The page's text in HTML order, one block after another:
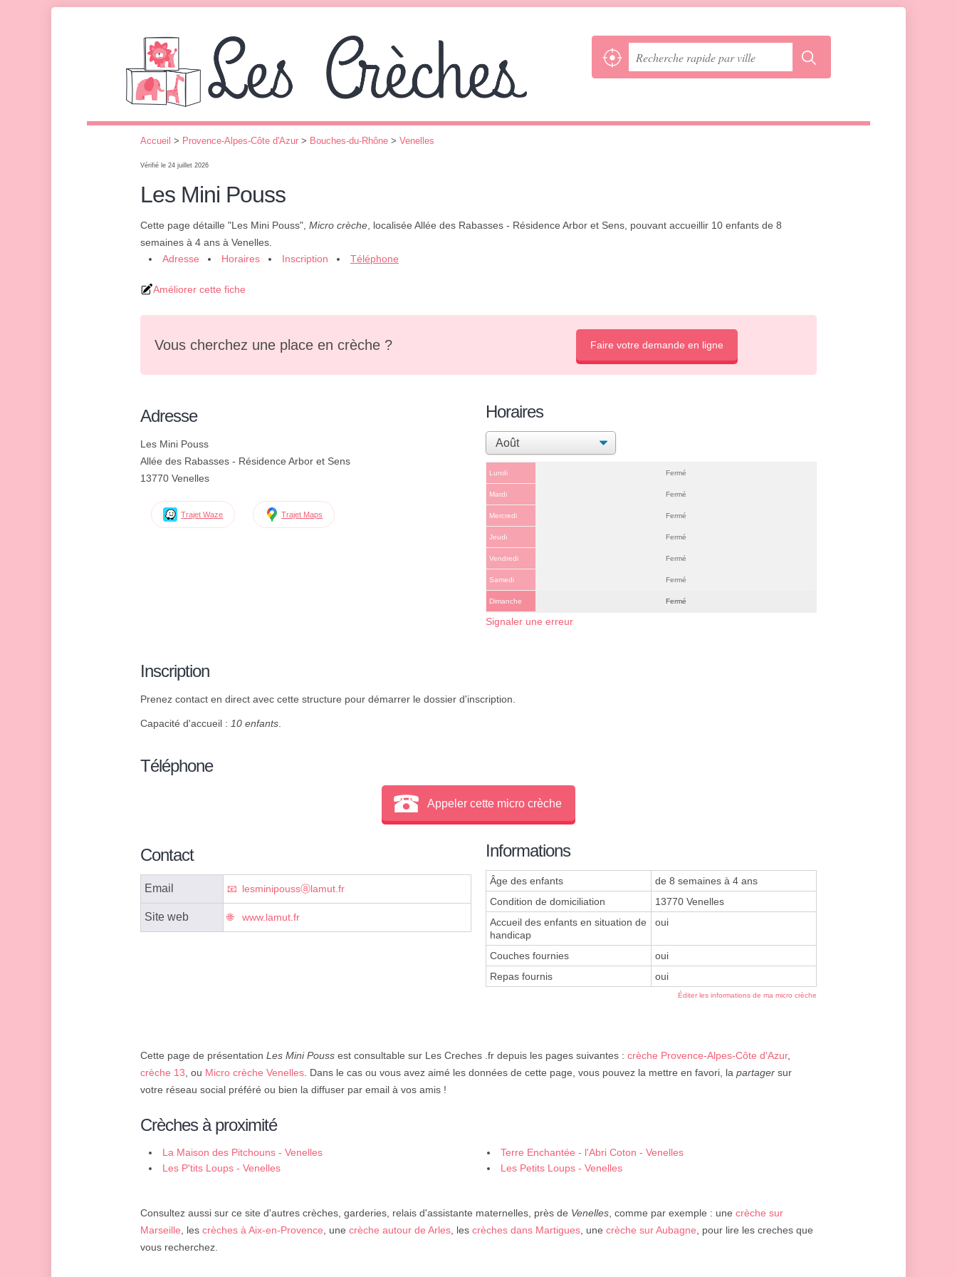
Accueil > Provence-Alpes-Côte d'Azur > Bouches-du-Rhône > Venelles
Vérifié le 24 juillet 2026
Les Mini Pouss
Cette page détaille "Les Mini Pouss", Micro crèche , localisée Allée des Rabasses - Résidence Arbor et Sens, pouvant accueillir 10 enfants de 8
semaines à 4 ans à Venelles.
Adresse
Horaires Inscription Téléphone
Améliorer cette fiche
Vous cherchez une place en crèche ? Faire votre demande en ligne
Adresse
Les Mini Pouss
Allée des Rabasses - Résidence Arbor et Sens
13770 Venelles
Trajet Waze Trajet Maps
Horaires
Lundi Fermé
Mardi Fermé
Mercredi Fermé
Jeudi Fermé
Vendredi Fermé
Samedi Fermé
Dimanche Fermé
Signaler une erreur
Inscription
Prenez contact en direct avec cette structure pour démarrer le dossier d'inscription.
Capacité d'accueil : 10 enfants
Téléphone
Appeler cette micro crèche
Contact
Email lesminipoussⓐlamut.fr
Site web www.lamut.fr
Informations
Âge des enfants
de 8 semaines à 4 ans
Condition de domiciliation
13770 Venelles
Accueil des enfants en situation de
handicap
oui
Couches fournies
oui
Repas fournis
oui
Éditer les informations de ma micro crèche
Cette page de présentation Les Mini Pouss est consultable sur Les Creches .fr depuis les pages suivantes : crèche Provence-Alpes-Côte d'Azur,
crèche 13 , ou Micro crèche Venelles . Dans le cas ou vous avez aimé les données de cette page, vous pouvez la mettre en favori, la partager sur
votre réseau social préféré ou bien la diffuser par email à vos amis !
Crèches à proximité
La Maison des Pitchouns - Venelles
Terre Enchantée - l'Abri Coton - Venelles
Les P'tits Loups - Venelles
Les Petits Loups - Venelles
Consultez aussi sur ce site d'autres crèches, garderies, relais d'assistante maternelles, près de Venelles , comme par exemple : une crèche sur
Marseille , les crèches à Aix-en-Provence , une crèche autour de Arles , les crèches dans Martigues , une crèche sur Aubagne , pour lire les creches que
vous recherchez.